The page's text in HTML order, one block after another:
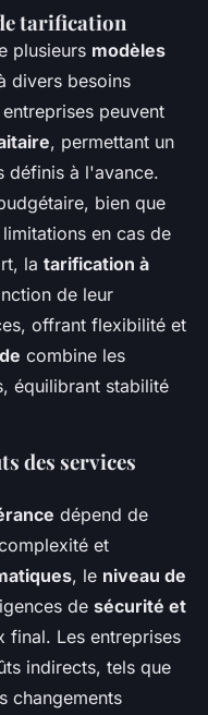
tarification
plusieurs modèles
divers besoins
peuvent
, permettant un
définis à l'avance.
bien que
en cas de
la tarification à
de leur
offrant flexibilité et
combine les
équilibrant stabilité
des services
dépend de
et
, le niveau de
de sécurité et
final. Les entreprises
indirects, tels que
changements